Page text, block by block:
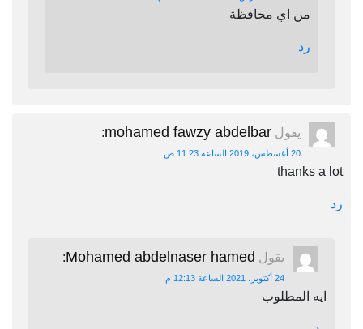
من اي محافظة
رد
يقول mohamed fawzy abdelbar
:
20 أغسطس، 2019 الساعة 11:23 ص
thanks a lot
رد
يقول Mohamed abdelnaser hamed
:
24 أكتوبر، 2021 الساعة 12:13 م
ايه المطلوب